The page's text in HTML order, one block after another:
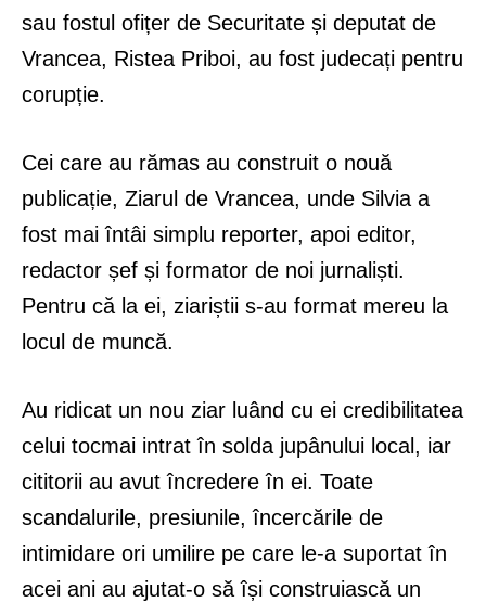
sau fostul ofițer de Securitate și deputat de
Vrancea, Ristea Priboi, au fost judecați pentru
corupție.
Cei care au rămas au construit o nouă
publicație, Ziarul de Vrancea, unde Silvia a
fost mai întâi simplu reporter, apoi editor,
redactor șef și formator de noi jurnaliști.
Pentru că la ei, ziariștii s-au format mereu la
locul de muncă.
Au ridicat un nou ziar luând cu ei credibilitatea
celui tocmai intrat în solda jupânului local, iar
cititorii au avut încredere în ei. Toate
scandalurile, presiunile, încercările de
intimidare ori umilire pe care le-a suportat în
acei ani au ajutat-o să își construiască un